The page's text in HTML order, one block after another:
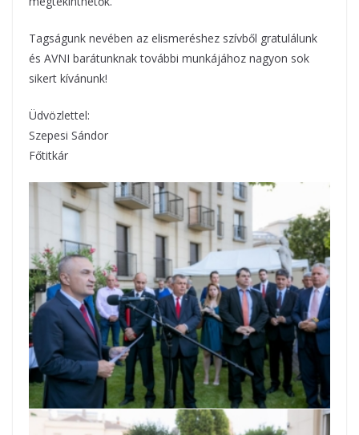
Tagságunk nevében az elismeréshez szívből gratulálunk
és AVNI barátunknak további munkájához nagyon sok
sikert kívánunk!
Üdvözlettel:
Szepesi Sándor
Főtitkár